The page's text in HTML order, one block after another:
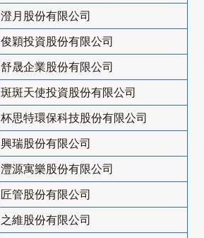
澄月股份有限公司
俊穎投資股份有限公司
舒晟企業股份有限公司
斑斑天使投資股份有限公司
杯思特環保科技股份有限公司
興瑞股份有限公司
灃源寓樂股份有限公司
匠管股份有限公司
之維股份有限公司